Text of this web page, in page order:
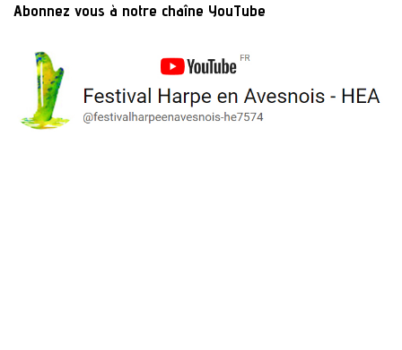
Abonnez vous à notre chaîne YouTube